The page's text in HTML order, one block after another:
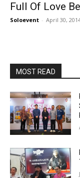
Full Of Love
Soloevent - April 30,
MOST READ